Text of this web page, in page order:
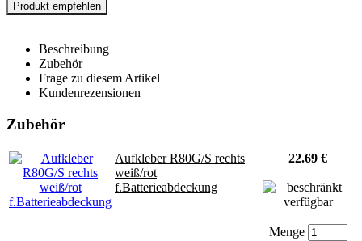
Beschreibung
Zubehör
Frage zu diesem Artikel
Kundenrezensionen
Zubehör
Aufkleber R80G/S rechts
weiß/rot
f.Batterieabdeckung
22.69 €
Menge